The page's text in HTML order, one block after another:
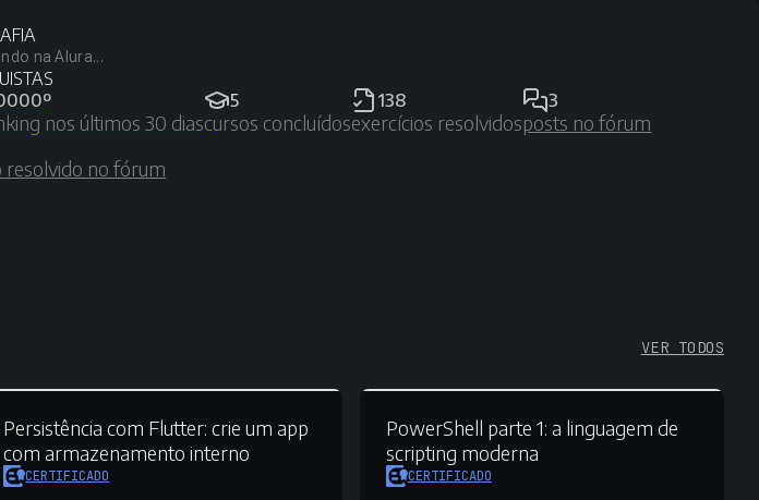
na Alura...
nos últimos 30 dias
5
cursos concluídos
138
exercícios resolvidos
3
posts no fórum
resolvido no fórum
VER TODOS
Persistência com Flutter: crie um app
com armazenamento interno
CERTIFICADO
PowerShell parte 1: a linguagem de
scripting moderna
CERTIFICADO